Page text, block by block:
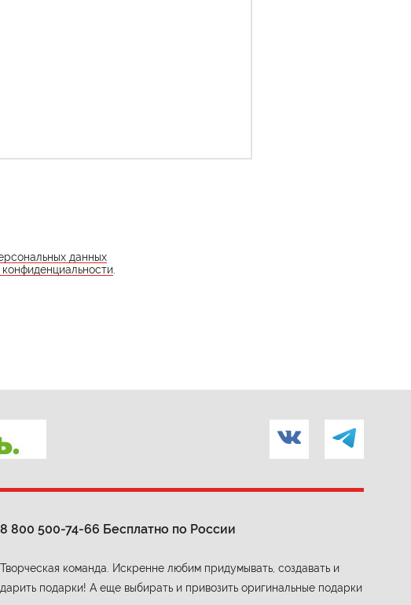
данных
8 800 500-74-66 Бесплатно по России
Творческая команда. Искренне любим придумывать, создавать и
дарить подарки! А еще выбирать и привозить оригинальные подарки